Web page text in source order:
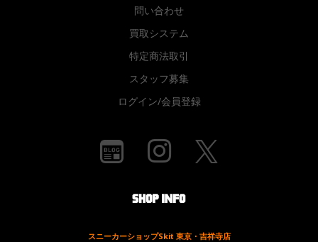
問い合わせ
買取システム
特定商法取引
スタッフ募集
ログイン/会員登録
スニーカーショップSkit 東京・吉祥寺店